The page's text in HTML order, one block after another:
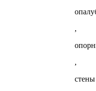
,
,
стены